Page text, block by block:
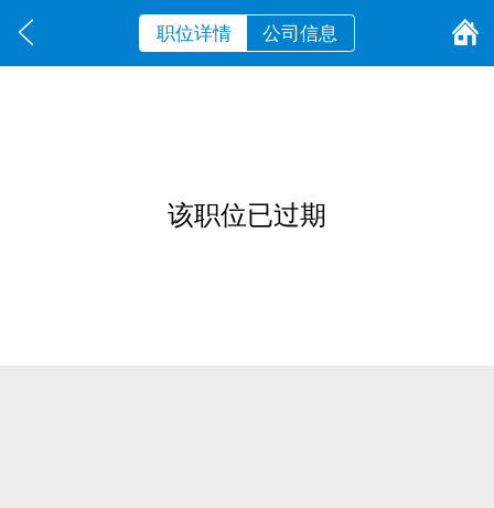
职位详情 公司信息
该职位已过期